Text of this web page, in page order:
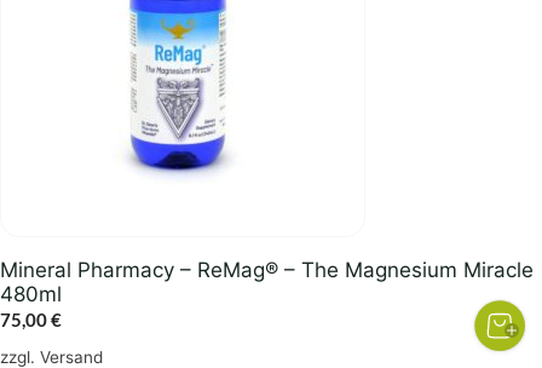
Mineral Pharmacy – ReMag® – The Magnesium Miracle
480ml
75,00€
zzgl. Versand